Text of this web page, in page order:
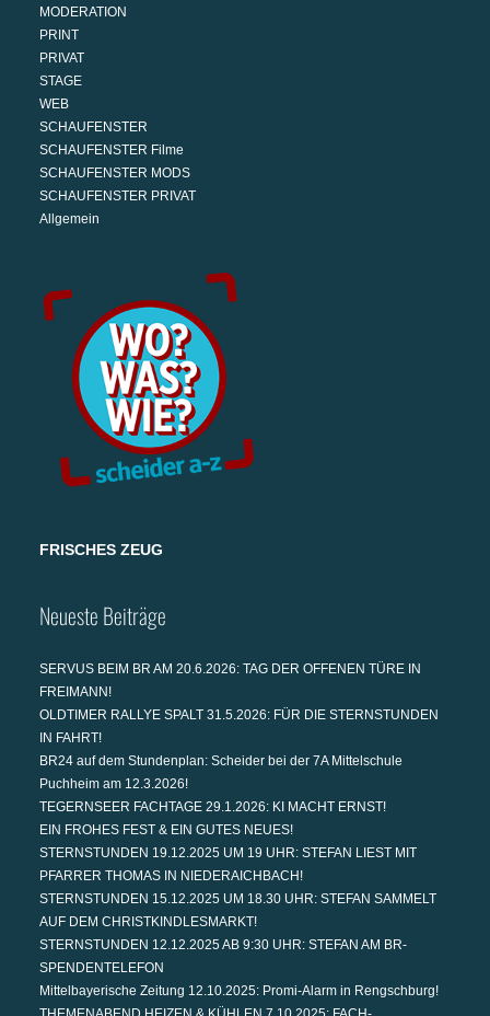
MODERATION
PRINT
PRIVAT
STAGE
WEB
SCHAUFENSTER
SCHAUFENSTER Filme
SCHAUFENSTER MODS
SCHAUFENSTER PRIVAT
Allgemein
FRISCHES ZEUG
Neueste Beiträge
SERVUS BEIM BR AM 20.6.2026: TAG DER OFFENEN TÜRE IN
FREIMANN!
OLDTIMER RALLYE SPALT 31.5.2026: FÜR DIE STERNSTUNDEN
IN FAHRT!
BR24 auf dem Stundenplan: Scheider bei der 7A Mittelschule
Puchheim am 12.3.2026!
TEGERNSEER FACHTAGE 29.1.2026: KI MACHT ERNST!
EIN FROHES FEST & EIN GUTES NEUES!
STERNSTUNDEN 19.12.2025 UM 19 UHR: STEFAN LIEST MIT
PFARRER THOMAS IN NIEDERAICHBACH!
STERNSTUNDEN 15.12.2025 UM 18.30 UHR: STEFAN SAMMELT
AUF DEM CHRISTKINDLESMARKT!
STERNSTUNDEN 12.12.2025 AB 9:30 UHR: STEFAN AM BR-
SPENDENTELEFON
Mittelbayerische Zeitung 12.10.2025: Promi-Alarm in Rengschburg!